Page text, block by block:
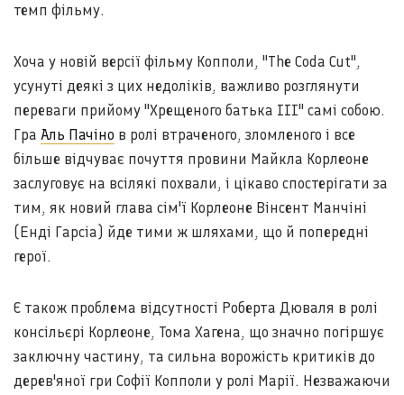
темп фільму.
Хоча у новій версії фільму Копполи, "The Coda Cut",
усунуті деякі з цих недоліків, важливо розглянути
переваги прийому "Хрещеного батька III" самі собою.
Гра Аль Пачіно в ролі втраченого, зломленого і все
більше відчуває почуття провини Майкла Корлеоне
заслуговує на всілякі похвали, і цікаво спостерігати за
тим, як новий глава сім'ї Корлеоне Вінсент Манчіні
(Енді Гарсіа) йде тими ж шляхами, що й попередні
герої.
Є також проблема відсутності Роберта Дюваля в ролі
консільєрі Корлеоне, Тома Хагена, що значно погіршує
заключну частину, та сильна ворожість критиків до
дерев'яної гри Софії Копполи у ролі Марії. Незважаючи